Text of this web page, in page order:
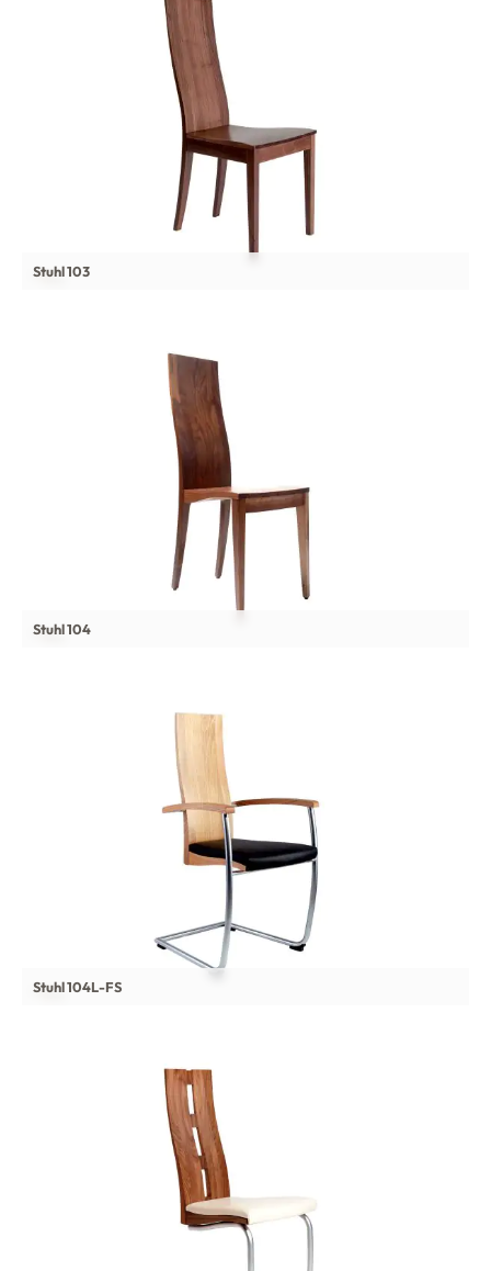
Stuhl 103
Stuhl 104
Stuhl 104L-FS